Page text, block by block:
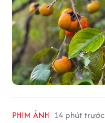
PHIM ẢNH 14 phút trước